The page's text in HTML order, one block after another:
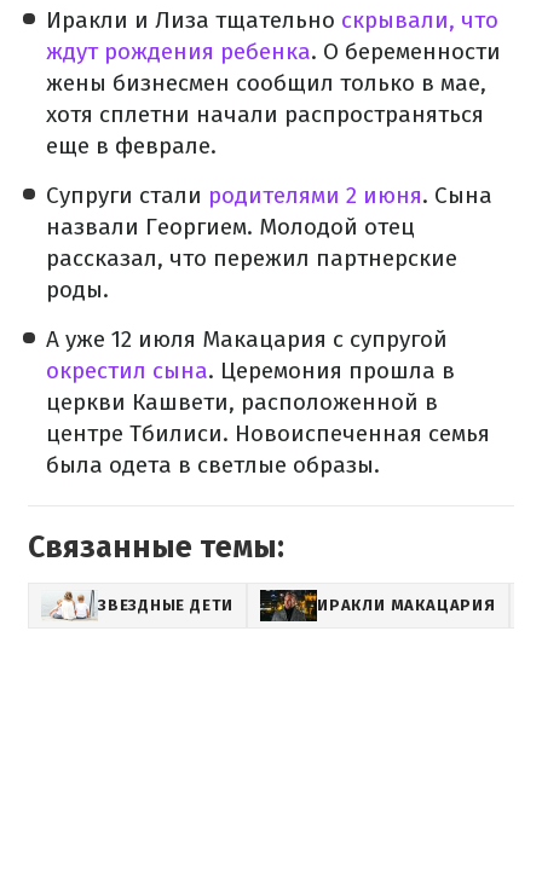
Иракли и Лиза тщательно скрывали, что
ждут рождения ребенка. О беременности
жены бизнесмен сообщил только в мае,
хотя сплетни начали распространяться
еще в феврале.
Супруги стали родителями 2 июня. Сына
назвали Георгием. Молодой отец
рассказал, что пережил партнерские
роды.
А уже 12 июля Макацария с супругой
окрестил сына. Церемония прошла в
церкви Кашвети, расположенной в
центре Тбилиси. Новоиспеченная семья
была одета в светлые образы.
Связанные темы:
ЗВЕЗДНЫЕ ДЕТИ ИРАКЛИ МАКАЦАРИЯ